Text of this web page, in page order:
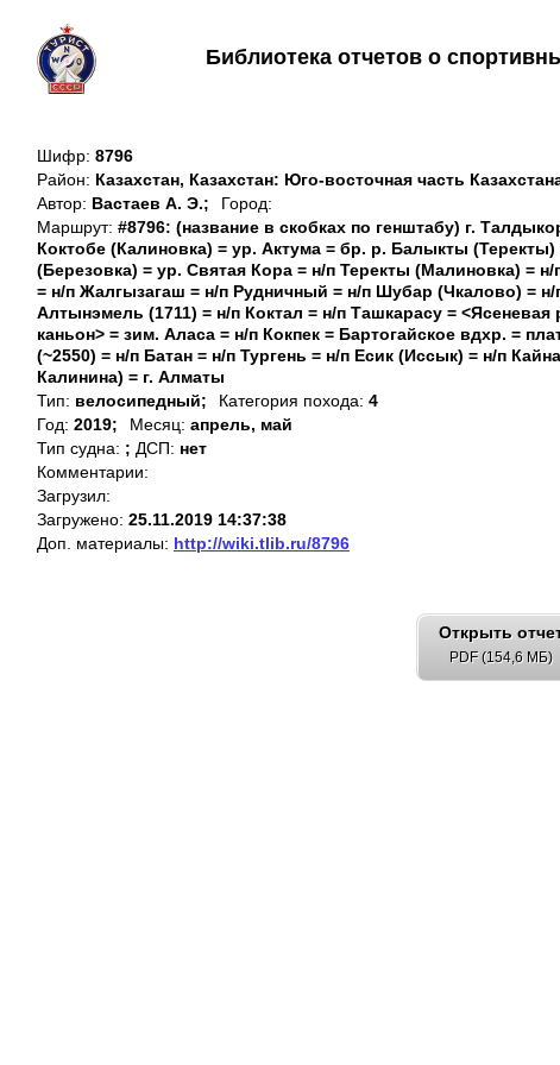
Библиотека отчетов о
Шифр: 8796
Район: Казахстан, Казахстан: Юго-восточная часть
Автор: Вастаев А. Э.;
Город:
Маршрут: #8796: (название в скобках по генштабу) г.
Коктобе (Калиновка) = ур. Актума = бр. р. Балыкты
(Березовка) = ур. Святая Кора = н/п Теректы (Малиновка) = н/
= н/п Жалгызагаш = н/п Рудничный = н/п Шубар (Чкалово) =
Алтынэмель (1711) = н/п Коктал = н/п Ташкарасу =
каньон> = зим. Аласа = н/п Кокпек = Бартогайское вдхр. =
(~2550) = н/п Батан = н/п Тургень = н/п Есик (Иссык) = н/п
Калинина) = г. Алматы
Тип: велосипедный; Категория похода: 4
Год: 2019; Месяц: апрель, май
Тип судна: ; ДСП: нет
Комментарии:
Загрузил:
Загружено: 25.11.2019 14:37:38
Доп. материалы: http://wiki.tlib.ru/8796
Открыть
PDF (154,6 МБ)